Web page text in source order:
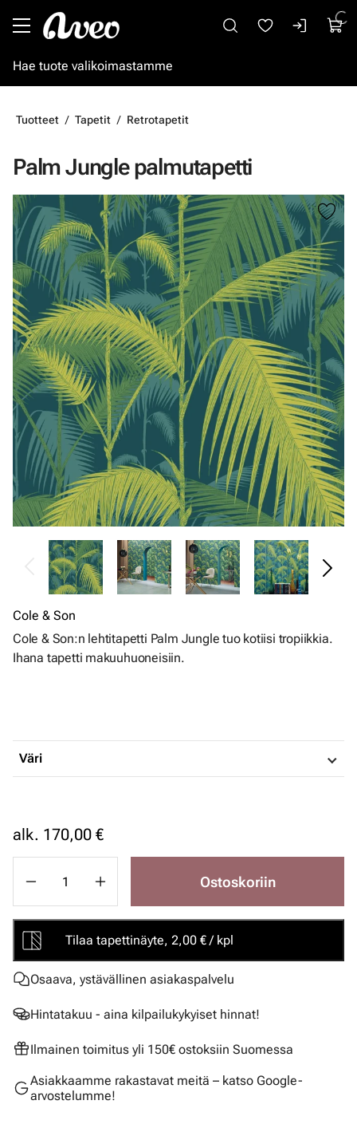
Tuotteet Tapetit Retrotapetit
Palm Jungle palmutapetti
Ohita kuvat
Cole & Son
Cole & Son:n lehtitapetti Palm Jungle tuo kotiisi tropiikkia.
Ihana tapetti makuuhuoneisiin.
Väri
alk. 170,00 €
Ostoskoriin
Tilaa tapettinäyte, 2,00 € / kpl
Osaava, ystävällinen asiakaspalvelu
Hintatakuu - aina kilpailukykyiset hinnat!
Ilmainen toimitus yli 150€ ostoksiin Suomessa
Asiakkaamme rakastavat meitä – katso Google-
arvostelumme!